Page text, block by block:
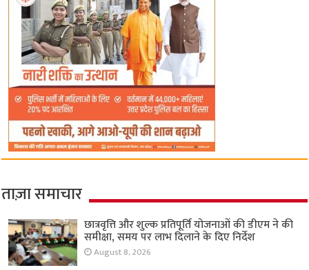
ताज़ा समाचार
छात्रवृत्ति और शुल्क प्रतिपूर्ति योजनाओं की डीएम ने की
समीक्षा, समय पर लाभ दिलाने के दिए निर्देश
August 8, 2026